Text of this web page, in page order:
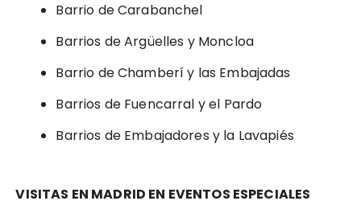
Barrio de Carabanchel
Barrios de Argüelles y Moncloa
Barrio de Chamberí y las Embajadas
Barrios de Fuencarral y el Pardo
Barrios de Embajadores y la Lavapiés
VISITAS EN MADRID EN EVENTOS ESPECIALES